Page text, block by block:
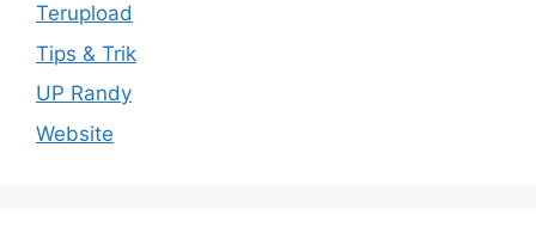
Terupload
Tips & Trik
UP Randy
Website